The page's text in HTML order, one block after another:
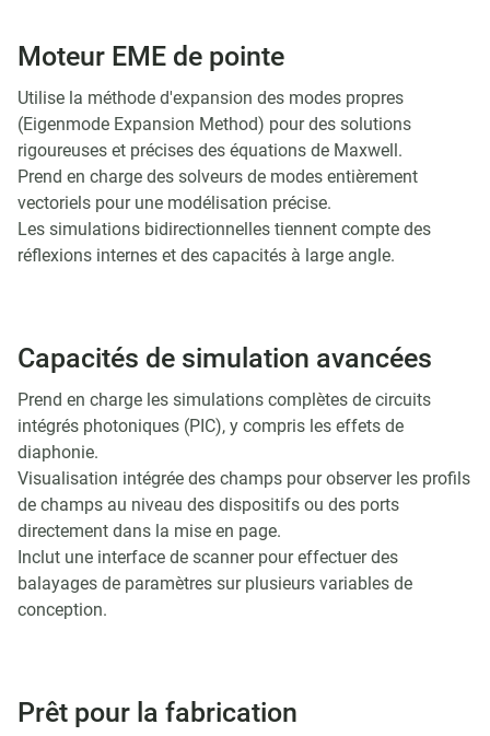
Moteur EME de pointe
Utilise la méthode d'expansion des modes propres
(Eigenmode Expansion Method) pour des solutions
rigoureuses et précises des équations de Maxwell.
Prend en charge des solveurs de modes entièrement
vectoriels pour une modélisation précise.
Les simulations bidirectionnelles tiennent compte des
réflexions internes et des capacités à large angle.
Capacités de simulation avancées
Prend en charge les simulations complètes de circuits
intégrés photoniques (PIC), y compris les effets de
diaphonie.
Visualisation intégrée des champs pour observer les profils
de champs au niveau des dispositifs ou des ports
directement dans la mise en page.
Inclut une interface de scanner pour effectuer des
balayages de paramètres sur plusieurs variables de
conception.
Prêt pour la fabrication